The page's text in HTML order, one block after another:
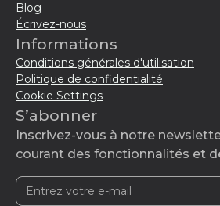
Blog
Écrivez-nous
Informations
Conditions générales d'utilisation
Politique de confidentialité
Cookie Settings
S’abonner
Inscrivez-vous à notre
courant des fonctionnalités et